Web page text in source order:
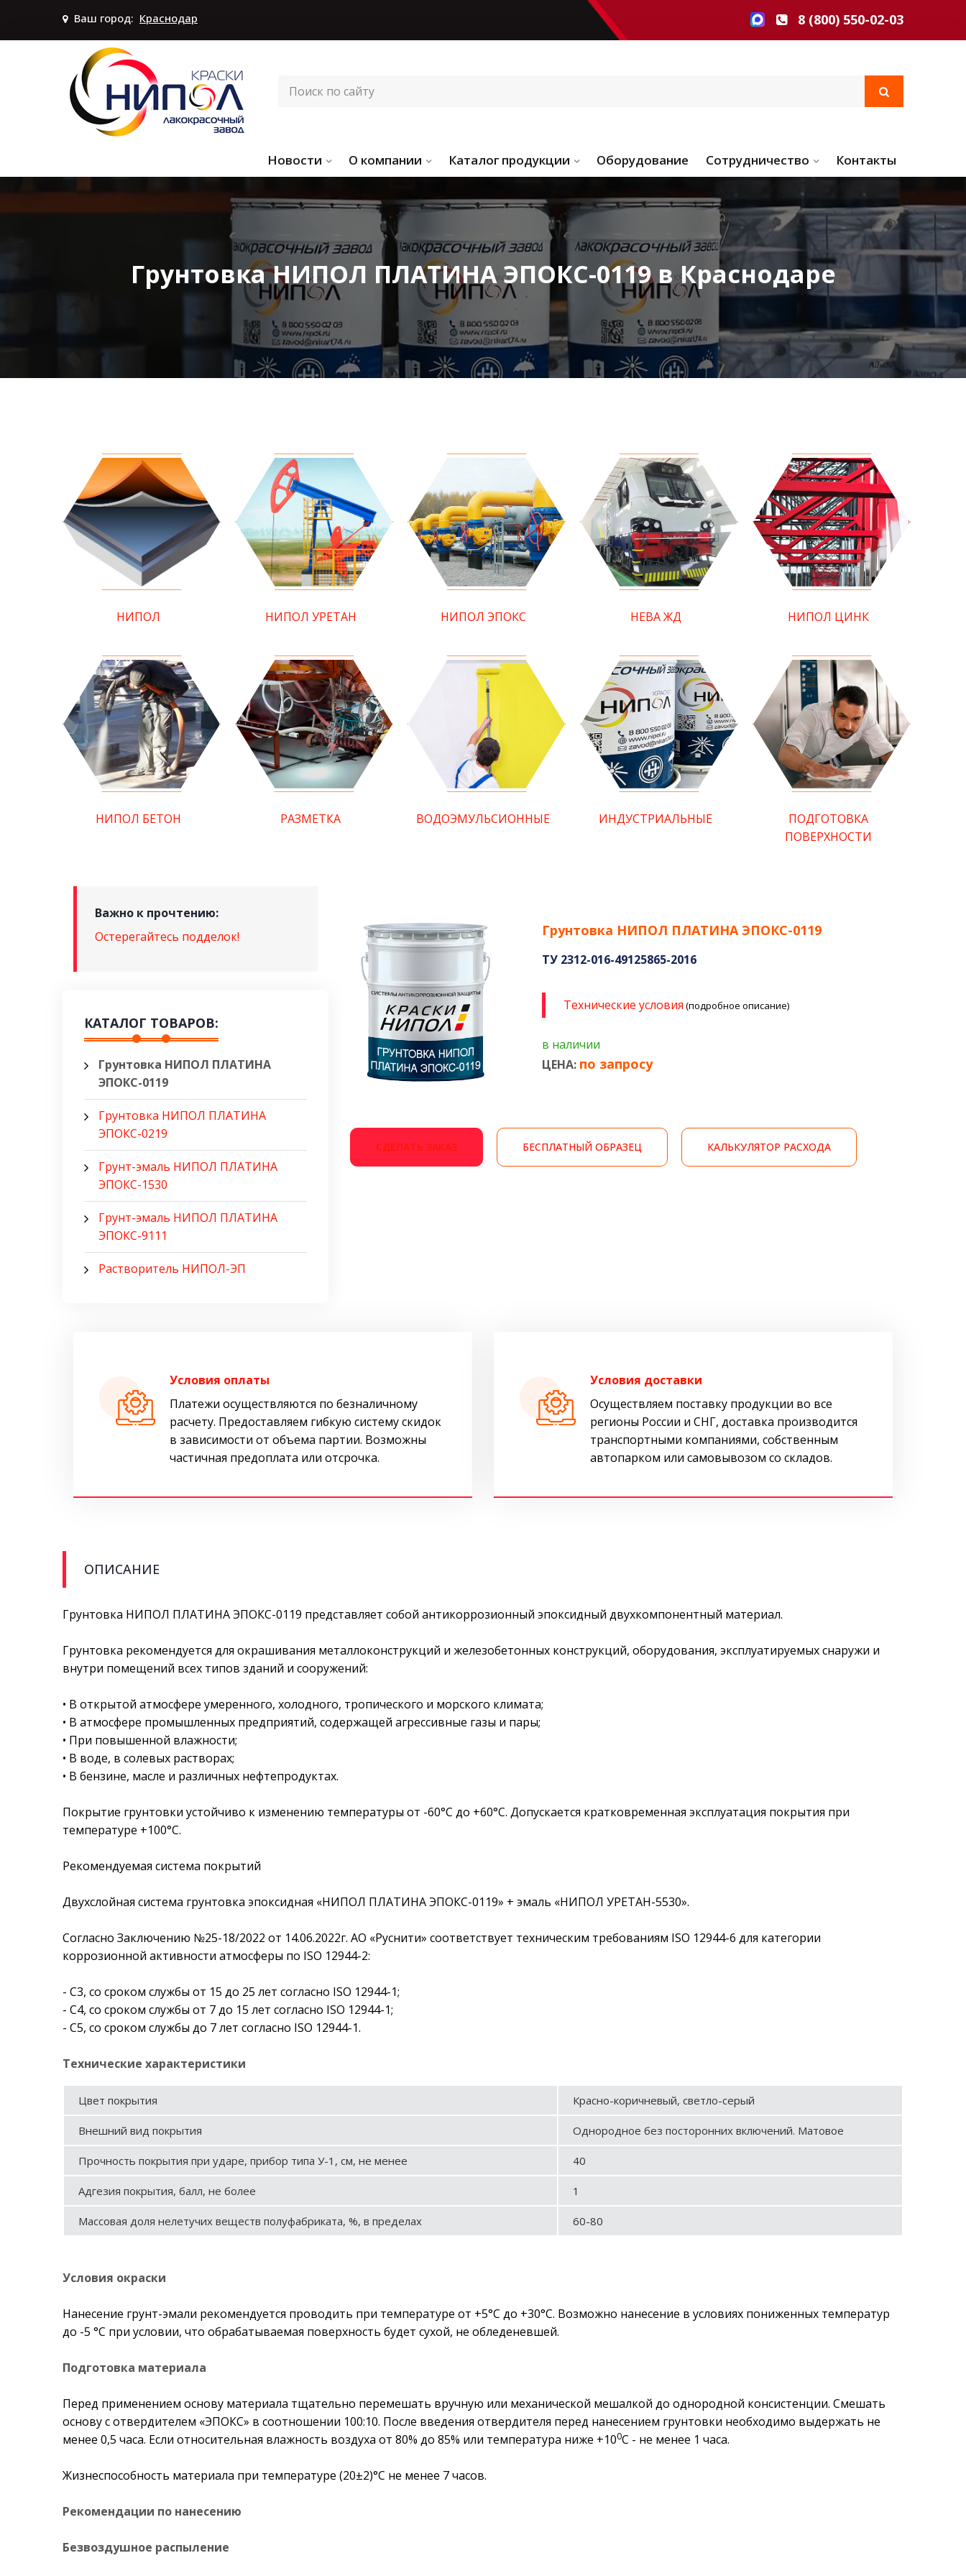
Ваш город: Краснодар 8 (800) 550-02-03
Новости О компании Каталог продукции Оборудование Сотрудничество Контакты
Грунтовка НИПОЛ ПЛАТИНА ЭПОКС-0119 в Краснодаре
НИПОЛ НИПОЛ УРЕТАН НИПОЛ ЭПОКС НЕВА ЖД НИПОЛ ЦИНК
НИПОЛ БЕТОН РАЗМЕТКА ВОДОЭМУЛЬСИОННЫЕ ИНДУСТРИАЛЬНЫЕ
ПОДГОТОВКА
ПОВЕРХНОСТИ
Важно к прочтению:
Остерегайтесь подделок!
КАТАЛОГ ТОВАРОВ:
Грунтовка НИПОЛ ПЛАТИНА
ЭПОКС-0119
Грунтовка НИПОЛ ПЛАТИНА
ЭПОКС-0219
Грунт-эмаль НИПОЛ ПЛАТИНА
ЭПОКС-1530
Грунт-эмаль НИПОЛ ПЛАТИНА
ЭПОКС-9111
Растворитель НИПОЛ-ЭП
Грунтовка НИПОЛ ПЛАТИНА ЭПОКС-0119
ТУ 2312-016-49125865-2016
Технические условия (подробное описание)
в наличии
ЦЕНА: по запросу
СДЕЛАТЬ ЗАКАЗ БЕСПЛАТНЫЙ ОБРАЗЕЦ КАЛЬКУЛЯТОР РАСХОДА
Условия оплаты
Платежи осуществляются по безналичному
расчету. Предоставляем гибкую систему скидок
в зависимости от объема партии. Возможны
частичная предоплата или отсрочка.
Условия доставки
Осуществляем поставку продукции во все
регионы России и СНГ, доставка производится
транспортными компаниями, собственным
автопарком или самовывозом со складов.
ОПИСАНИЕ
Грунтовка НИПОЛ ПЛАТИНА ЭПОКС-0119 представляет собой антикоррозионный эпоксидный двухкомпонентный материал.
Грунтовка рекомендуется для окрашивания металлоконструкций и железобетонных конструкций, оборудования, эксплуатируемых снаружи и
внутри помещений всех типов зданий и сооружений:
• В открытой атмосфере умеренного, холодного, тропического и морского климата;
• В атмосфере промышленных предприятий, содержащей агрессивные газы и пары;
• При повышенной влажности;
• В воде, в солевых растворах;
• В бензине, масле и различных нефтепродуктах.
Покрытие грунтовки устойчиво к изменению температуры от -60°С до +60°С. Допускается кратковременная эксплуатация покрытия при
температуре +100°C.
Рекомендуемая система покрытий
Двухслойная система грунтовка эпоксидная «НИПОЛ ПЛАТИНА ЭПОКС-0119» + эмаль «НИПОЛ УРЕТАН-5530».
Согласно Заключению №25-18/2022 от 14.06.2022г. АО «Руснити» соответствует техническим требованиям ISO 12944-6 для категории
коррозионной активности атмосферы по ISO 12944-2:
- С3, со сроком службы от 15 до 25 лет согласно ISO 12944-1;
- С4, со сроком службы от 7 до 15 лет согласно ISO 12944-1;
- С5, со сроком службы до 7 лет согласно ISO 12944-1.
Технические характеристики
Цвет покрытия Красно-коричневый, светло­-серый
Внешний вид покрытия Однородное без посторонних включений. Матовое
Прочность покрытия при ударе, прибор типа У-1, см, не менее 40
Адгезия покрытия, балл, не более 1
Массовая доля нелетучих веществ полуфабриката, %, в пределах 60-80
Условия окраски
Нанесение грунт-эмали рекомендуется проводить при температуре от +5°С до +30°С. Возможно нанесение в условиях пониженных температур
до -5 °С при условии, что обрабатываемая поверхность будет сухой, не обледеневшей.
Подготовка материала
Перед применением основу материала тщательно перемешать вручную или механической мешалкой до однородной консистенции. Смешать
основу с отвердителем «ЭПОКС» в соотношении 100:10. После введения отвердителя перед нанесением грунтовки необходимо выдержать не
менее 0,5 часа. Если относительная влажность воздуха от 80% до 85% или температура ниже +100С - не менее 1 часа.
Жизнеспособность материала при температуре (20±2)°С не менее 7 часов.
Рекомендации по нанесению
Безвоздушное распыление